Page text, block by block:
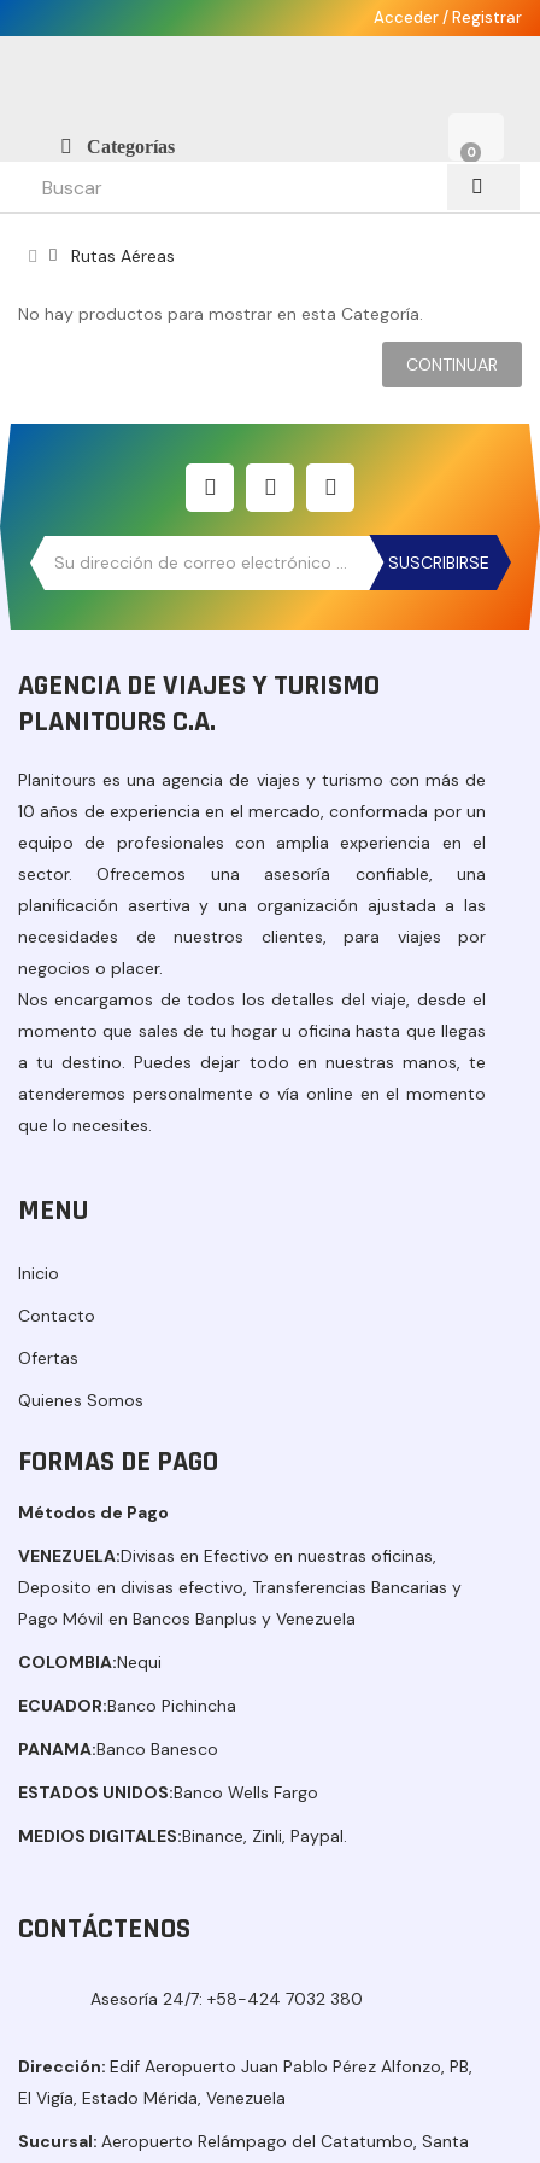
Acceder/Registrar
Categorías 0
Rutas Aéreas
No hay productos para mostrar en esta Categoría.
CONTINUAR
SUSCRIBIRSE
AGENCIA DE VIAJES Y TURISMO
PLANITOURS C.A.
Planitours es una agencia de viajes y turismo con más de
10 años de experiencia en el mercado, conformada por un
equipo de profesionales con amplia experiencia en el
sector. Ofrecemos una asesoría confiable, una
planificación asertiva y una organización ajustada a las
necesidades de nuestros clientes, para viajes por
negocios o placer.
Nos encargamos de todos los detalles del viaje, desde el
momento que sales de tu hogar u oficina hasta que llegas
a tu destino. Puedes dejar todo en nuestras manos, te
atenderemos personalmente o vía online en el momento
que lo necesites.
MENU
Inicio
Contacto
Ofertas
Quienes Somos
FORMAS DE PAGO
Métodos de Pago
VENEZUELA:Divisas en Efectivo en nuestras oficinas,
Deposito en divisas efectivo, Transferencias Bancarias y
Pago Móvil en Bancos Banplus y Venezuela
COLOMBIA:Nequi
ECUADOR:Banco Pichincha
PANAMA:Banco Banesco
ESTADOS UNIDOS:Banco Wells Fargo
MEDIOS DIGITALES:Binance, Zinli, Paypal.
CONTÁCTENOS
Asesoría 24/7: +58-424 7032 380
Dirección: Edif Aeropuerto Juan Pablo Pérez Alfonzo, PB,
El Vigía, Estado Mérida, Venezuela
Sucursal: Aeropuerto Relámpago del Catatumbo, Santa